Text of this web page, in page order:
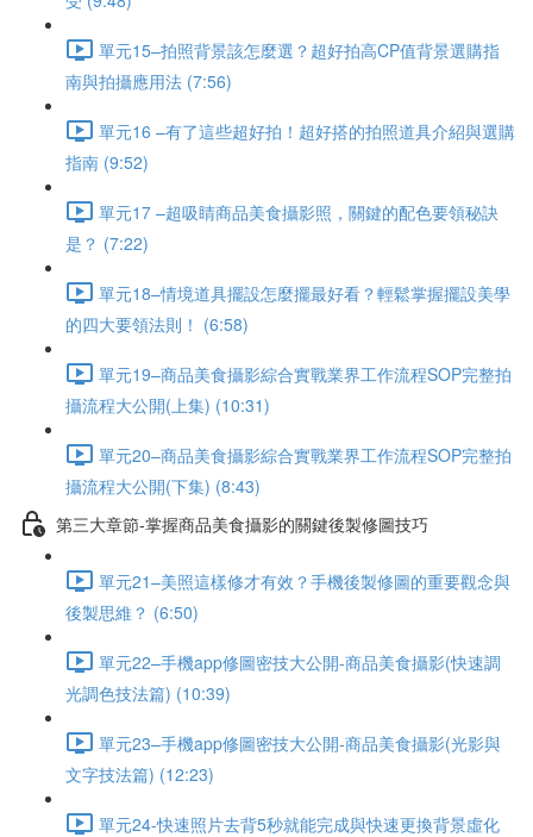
單元15–拍照背景該怎麼選？超好拍高CP值背景選購指
南與拍攝應用法 (7:56)
單元16 –有了這些超好拍！超好搭的拍照道具介紹與選購
指南 (9:52)
單元17 –超吸睛商品美食攝影照，關鍵的配色要領秘訣
是？ (7:22)
單元18–情境道具擺設怎麼擺最好看？輕鬆掌握擺設美學
的四大要領法則！ (6:58)
單元19–商品美食攝影綜合實戰業界工作流程SOP完整拍
攝流程大公開(上集) (10:31)
單元20–商品美食攝影綜合實戰業界工作流程SOP完整拍
攝流程大公開(下集) (8:43)
第三大章節-掌握商品美食攝影的關鍵後製修圖技巧
單元21–美照這樣修才有效？手機後製修圖的重要觀念與
後製思維？ (6:50)
單元22–手機app修圖密技大公開-商品美食攝影(快速調
光調色技法篇) (10:39)
單元23–手機app修圖密技大公開-商品美食攝影(光影與
文字技法篇) (12:23)
單元24-快速照片去背5秒就能完成與快速更換背景虛化